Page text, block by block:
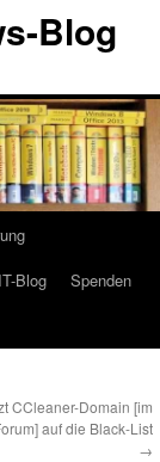
Blog
Blog
Spenden
CCleaner-Domain [im
auf die Black-List
→